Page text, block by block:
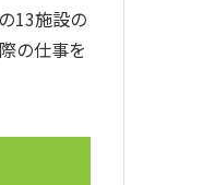
13施設の
の仕事を